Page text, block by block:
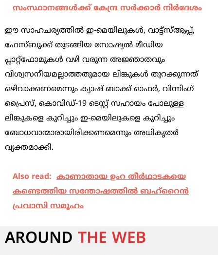
സംസ്ഥാനങ്ങള്‍ക്ക് കേന്ദ്ര സര്‍ക്കാര്‍ നിര്‍ദേശം
ഈ സാഹചര്യത്തില്‍ ഇ-മെയിലുകള്‍, വാട്ട്‌സ്ആപ്പ്,
ഫേസ്ബുക്ക് തുടങ്ങിയ സോഷ്യൽ മീഡിയ
പ്ലാറ്റ്‌ഫോമുകൾ വഴി വരുന്ന അജ്ഞാതവും
വിശ്വസനീയമല്ലാത്തതുമായ ലിങ്കുകള്‍ തുറക്കുന്നത്
ഒഴിവാക്കണമെന്നും ക്യാഷ് ബാക്ക് ഓഫർ, വിന്നിംഗ്
പ്രൈസ്, കൊവിഡ്-19 ടെസ്റ്റ് സഹായം പോലുള്ള
ലിങ്കുകളെ കുറിച്ചും ഇ-മെയിലുകളെ കുറിച്ചും
ബോധവാന്മാരായിരിക്കണമെന്നും അധികൃതര്‍
വ്യക്തമാക്കി.
Also read: കാണാതായ ഉംറ തീർഥാടകയെ
കണ്ടെത്തിയ സന്തോഷത്തിൽ ബഹ്‌റൈൻ
പ്രവാസി സമൂഹം
AROUND THE WEB